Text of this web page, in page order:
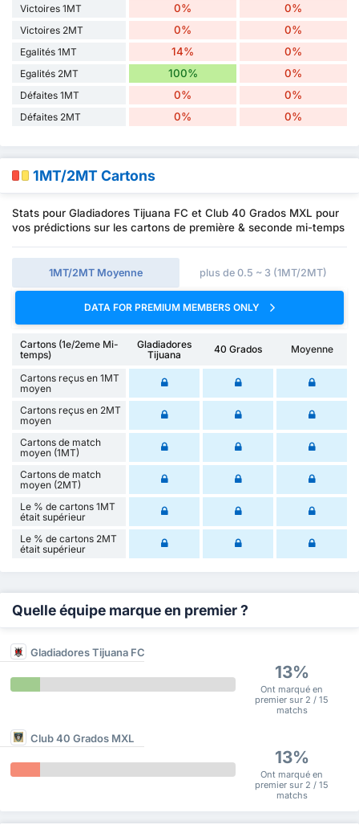
Victoires 1MT
0% 0%
Victoires 2MT 0% 0%
Egalités 1MT 14% 0%
Egalités 2MT 100% 0%
Défaites 1MT 0% 0%
Défaites 2MT 0% 0%
1MT/2MT Cartons
Stats pour Gladiadores Tijuana FC et Club 40 Grados MXL pour
vos prédictions sur les cartons de première & seconde mi-temps
1MT/2MT Moyenne plus de 0.5 ~ 3 (1MT/2MT)
DATA FOR PREMIUM MEMBERS ONLY
Cartons (1e/2eme Mi-
temps)
Gladiadores
Tijuana
40 Grados Moyenne
Cartons reçus en 1MT
moyen
Cartons reçus en 2MT
moyen
Cartons de match
moyen (1MT)
Cartons de match
moyen (2MT)
Le % de cartons 1MT
était supérieur
Le % de cartons 2MT
était supérieur
Quelle équipe marque en premier ?
Gladiadores Tijuana FC
13%
Ont marqué en
premier sur 2 / 15
matchs
Club 40 Grados MXL
13%
Ont marqué en
premier sur 2 / 15
matchs